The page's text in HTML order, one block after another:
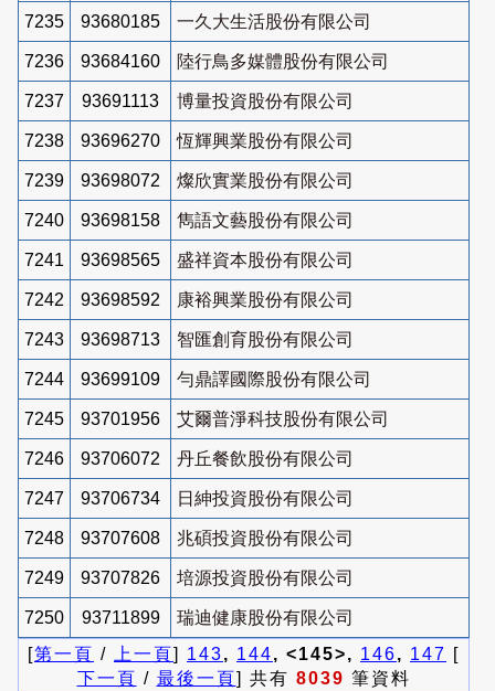
7235 93680185 一久大生活股份有限公司
7236 93684160 陸行鳥多媒體股份有限公司
7237 93691113 博量投資股份有限公司
7238 93696270 恆輝興業股份有限公司
7239 93698072 燦欣實業股份有限公司
7240 93698158 雋語文藝股份有限公司
7241 93698565 盛祥資本股份有限公司
7242 93698592 康裕興業股份有限公司
7243 93698713 智匯創育股份有限公司
7244 93699109 勻鼎譯國際股份有限公司
7245 93701956 艾爾普淨科技股份有限公司
7246 93706072 丹丘餐飲股份有限公司
7247 93706734 日紳投資股份有限公司
7248 93707608 兆碩投資股份有限公司
7249 93707826 培源投資股份有限公司
7250 93711899
瑞迪健康股份有限公司
[第一頁 / 上一頁] 143, 144, <145>, 146, 147 [
下一頁 / 最後一頁] 共有 8039 筆資料